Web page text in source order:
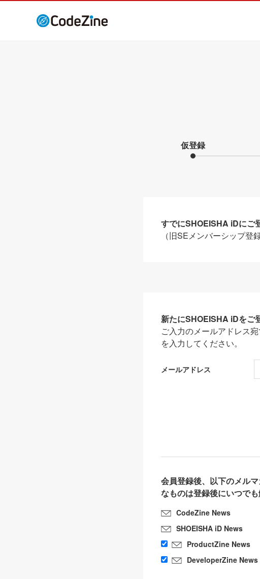
仮登録
すでにSHOEISHA iDにご
（旧SEメンバーシップ登
新たにSHOEISHA iDをご
ご入力のメールアドレス
を入力してください。
メールアドレス
会員登録後、以下のメル
なものは登録後にいつでも
CodeZine News
SHOEISHA iD News
ProductZine News
DeveloperZine News